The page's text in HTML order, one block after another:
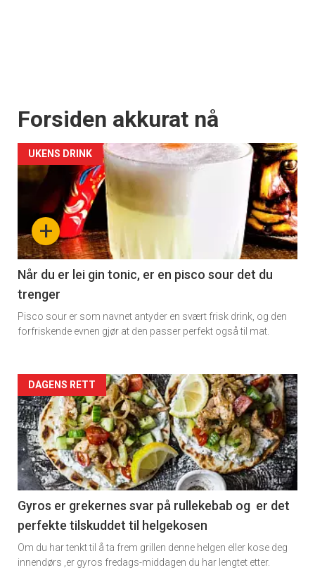
Forsiden akkurat nå
+
UKENS DRINK
Når du er lei gin tonic, er en pisco sour det du
trenger
Pisco sour er som navnet antyder en svært frisk drink, og den
forfriskende evnen gjør at den passer perfekt også til mat.
Forsiden
akkurat
nå
-
2
DAGENS RETT
Gyros er grekernes svar på rullekebab og er det
perfekte tilskuddet til helgekosen
Om du har tenkt til å ta frem grillen denne helgen eller kose deg
innendørs ,er gyros fredags-middagen du har lengtet etter.